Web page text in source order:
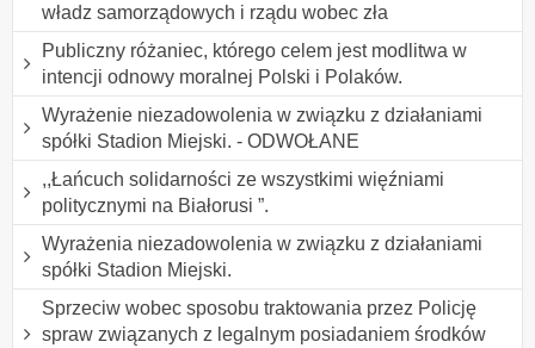
władz samorządowych i rządu wobec zła
Publiczny różaniec, którego celem jest modlitwa w
intencji odnowy moralnej Polski i Polaków.
Wyrażenie niezadowolenia w związku z działaniami
spółki Stadion Miejski. - ODWOŁANE
,,Łańcuch solidarności ze wszystkimi więźniami
politycznymi na Białorusi ”.
Wyrażenia niezadowolenia w związku z działaniami
spółki Stadion Miejski.
Sprzeciw wobec sposobu traktowania przez Policję
spraw związanych z legalnym posiadaniem środków